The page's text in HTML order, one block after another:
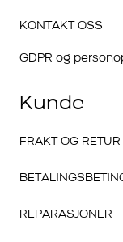
KONTAKT OSS
GDPR og
Kunde
FRAKT OG RETUR
REPARASJONER